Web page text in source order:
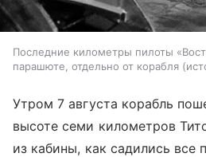
Последние километры пилоты
парашюте, отдельно от корабля
Утром 7 августа корабль
высоте семи километров
из кабины, как садились все